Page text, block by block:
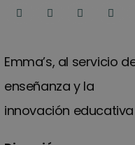
Emma’s, al servicio
enseñanza y la
innovación educativa